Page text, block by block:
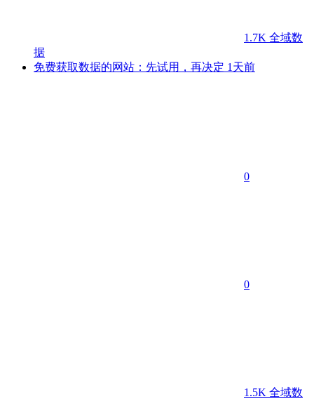
1.7K 全域数
据
免费获取数据的网站：先试用，再决定 1天前
0
0
1.5K 全域数